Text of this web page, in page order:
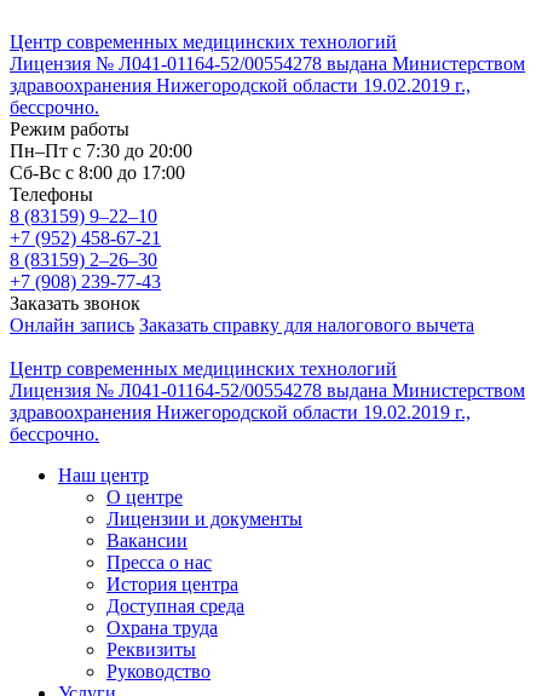
Центр современных медицинских технологий
Лицензия № Л041-01164-52/00554278 выдана Министерством
здравоохранения Нижегородской области 19.02.2019 г.,
бессрочно.
Режим работы
Пн–Пт с 7:30 до 20:00
Cб-Вс с 8:00 до 17:00
Телефоны
8 (83159) 9–22–10
+7 (952) 458-67-21
8 (83159) 2–26–30
+7 (908) 239-77-43
Заказать звонок
Онлайн запись Заказать справку для налогового вычета
Центр современных медицинских технологий
Лицензия № Л041-01164-52/00554278 выдана Министерством
здравоохранения Нижегородской области 19.02.2019 г.,
бессрочно.
Наш центр
О центре
Лицензии и документы
Вакансии
Пресса о нас
История центра
Доступная среда
Охрана труда
Реквизиты
Руководство